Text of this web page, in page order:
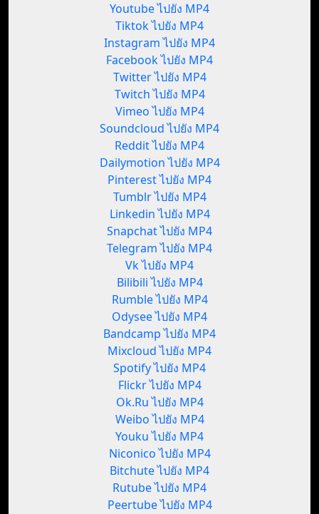
Youtube ไปยัง MP4
Tiktok ไปยัง MP4
Instagram ไปยัง MP4
Facebook ไปยัง MP4
Twitter ไปยัง MP4
Twitch ไปยัง MP4
Vimeo ไปยัง MP4
Soundcloud ไปยัง MP4
Reddit ไปยัง MP4
Dailymotion ไปยัง MP4
Pinterest ไปยัง MP4
Tumblr ไปยัง MP4
Linkedin ไปยัง MP4
Snapchat ไปยัง MP4
Telegram ไปยัง MP4
Vk ไปยัง MP4
Bilibili ไปยัง MP4
Rumble ไปยัง MP4
Odysee ไปยัง MP4
Bandcamp ไปยัง MP4
Mixcloud ไปยัง MP4
Spotify ไปยัง MP4
Flickr ไปยัง MP4
Ok.Ru ไปยัง MP4
Weibo ไปยัง MP4
Youku ไปยัง MP4
Niconico ไปยัง MP4
Bitchute ไปยัง MP4
Rutube ไปยัง MP4
Peertube ไปยัง MP4